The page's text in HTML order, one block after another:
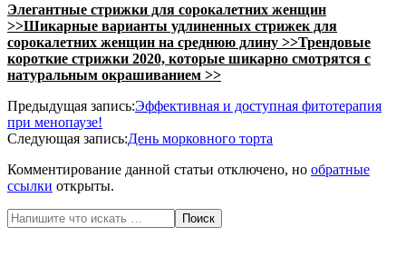
Элегантные стрижки для сорокалетних женщин
>>Шикарные варианты удлиненных стрижек для
сорокалетних женщин на среднюю длину >>Трендовые
короткие стрижки 2020, которые шикарно смотрятся с
натуральным окрашиванием >>
2020-
04-
23
Предыдущая запись:Эффективная и доступная фитотерапия
при менопаузе!
Следующая запись:День морковного торта
Комментирование данной статьи отключено, но обратные
ссылки открыты.
Поиск